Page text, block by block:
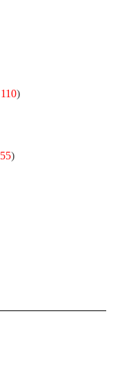
110)
55)